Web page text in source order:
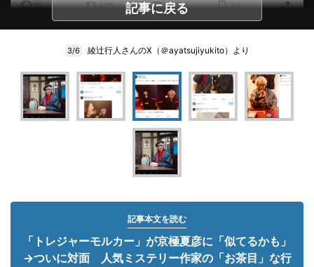
記事に戻る
3/6 綾辻行人さんのX（＠ayatsujiyukito）より
記事本文を読む
「トレジャーモルカー」が京極夏彦に「似てるかも」
→ついに対面 人気ミステリー作家の「お茶目」な行